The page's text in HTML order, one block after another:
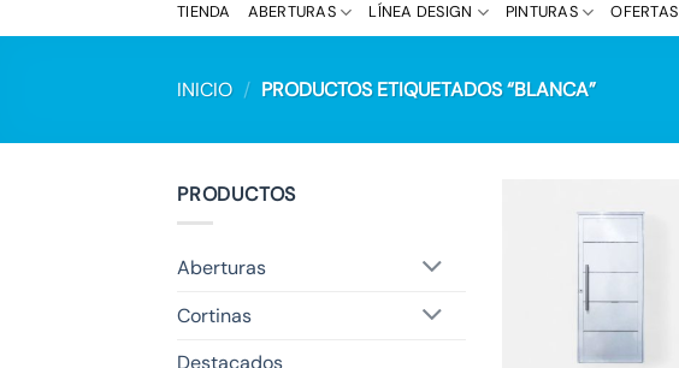
TIENDA ABERTURAS LÍNEA DESIGN PINTURAS OFERTAS
INICIO / PRODUCTOS ETIQUETADOS “BLANCA”
PRODUCTOS
Aberturas
Cortinas
Destacados